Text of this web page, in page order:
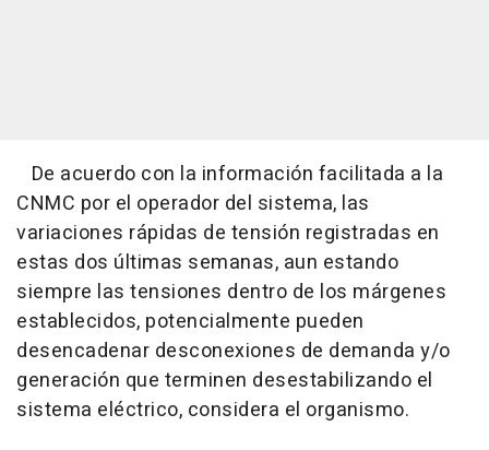
De acuerdo con la información facilitada a la
CNMC por el operador del sistema, las
variaciones rápidas de tensión registradas en
estas dos últimas semanas, aun estando
siempre las tensiones dentro de los márgenes
establecidos, potencialmente pueden
desencadenar desconexiones de demanda y/o
generación que terminen desestabilizando el
sistema eléctrico, considera el organismo.